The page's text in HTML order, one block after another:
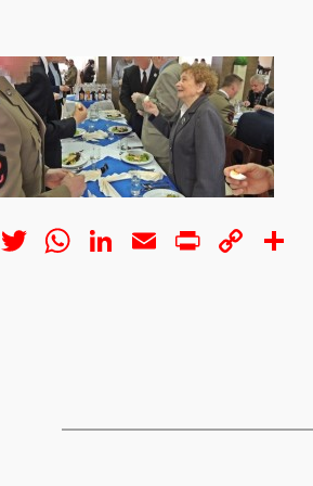
Facebook
Twitter
WhatsApp
LinkedIn
EmailPrintCopy